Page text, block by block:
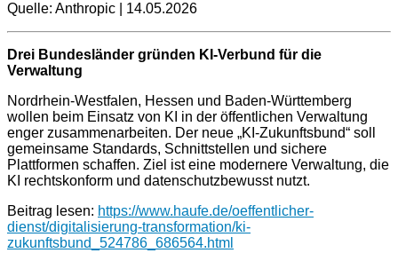
Quelle: Anthropic | 14.05.2026
Drei Bundesländer gründen KI-Verbund für die
Verwaltung
Nordrhein-Westfalen, Hessen und Baden-Württemberg
wollen beim Einsatz von KI in der öffentlichen Verwaltung
enger zusammenarbeiten. Der neue „KI-Zukunftsbund“ soll
gemeinsame Standards, Schnittstellen und sichere
Plattformen schaffen. Ziel ist eine modernere Verwaltung, die
KI rechtskonform und datenschutzbewusst nutzt.
Beitrag lesen: https://www.haufe.de/oeffentlicher-
dienst/digitalisierung-transformation/ki-
zukunftsbund_524786_686564.html